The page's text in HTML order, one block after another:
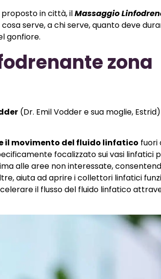
proposto in città, ilMassaggio
serve, a chi serve, quanto deve
gonfiore.
zona
(Dr. Emil Vodder e sua moglie,
il movimento del fluido linfatico fuori
focalizzato sui vasi linfatici
alle aree non interessate,
aiuta ad aprire i collettori linfatici
il flusso del fluido linfatico